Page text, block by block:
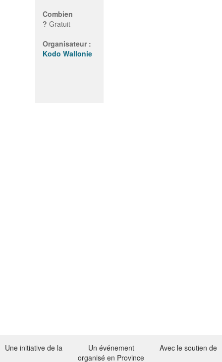
Combien
? Gratuit
Organisateur :
Kodo Wallonie
Une initiative de la
Un événement
organisé en Province
Avec le soutien de